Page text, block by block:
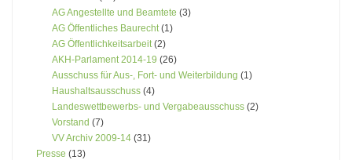
AG Angestellte und Beamtete (3)
AG Öffentliches Baurecht(1)
AG Öffentlichkeitsarbeit(2)
AKH-Parlament 2014-19 (26)
Ausschuss für Aus-, Fort- und Weiterbildung (1)
Haushaltsausschuss (4)
Landeswettbewerbs- und Vergabeausschuss (2)
Vorstand (7)
VV Archiv 2009-14 (31)
Presse (13)